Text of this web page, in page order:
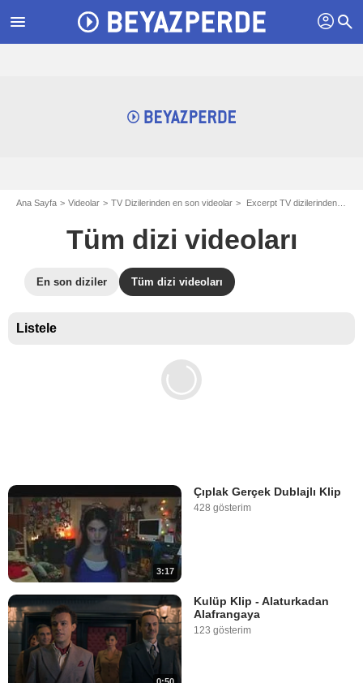
menu profil search
Ana Sayfa Videolar TV Dizilerinden en son videolar Excerpt TV dizilerinden ilk dakikalar içeren videolar
Tüm dizi videoları
En son diziler Tüm dizi videoları
Listele
3:17
Çıplak Gerçek Dublajlı Klip
428 gösterim
Kulüp Klip - Alaturkadan
Alafrangaya
123 gösterim